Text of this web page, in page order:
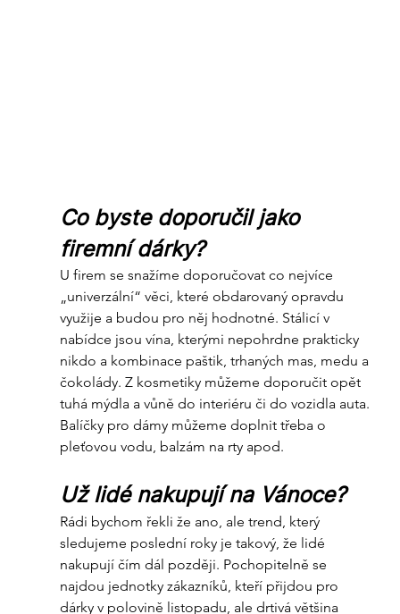
Co byste doporučil jako
firemní dárky?
U firem se snažíme doporučovat co nejvíce
„univerzální“ věci, které obdarovaný opravdu
využije a budou pro něj hodnotné. Stálicí v
nabídce jsou vína, kterými nepohrdne prakticky
nikdo a kombinace paštik, trhaných mas, medu a
čokolády. Z kosmetiky můžeme doporučit opět
tuhá mýdla a vůně do interiéru či do vozidla auta.
Balíčky pro dámy můžeme doplnit třeba o
pleťovou vodu, balzám na rty apod.
Už lidé nakupují na Vánoce?
Rádi bychom řekli že ano, ale trend, který
sledujeme poslední roky je takový, že lidé
nakupují čím dál později. Pochopitelně se
najdou jednotky zákazníků, kteří přijdou pro
dárky v polovině listopadu, ale drtivá většina